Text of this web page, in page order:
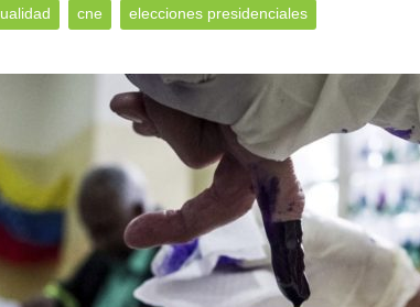
cne elecciones presidenciales